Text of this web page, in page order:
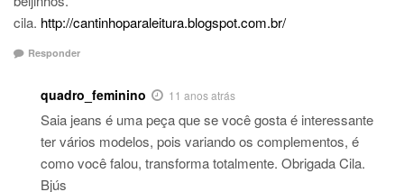
cila. http://cantinhoparaleitura.blogspot.com.br/
Responder
quadro_feminino 11 anos atrás
Saia jeans é uma peça que se você gosta é interessante
ter vários modelos, pois variando os complementos, é
como você falou, transforma totalmente. Obrigada Cila.
Bjús